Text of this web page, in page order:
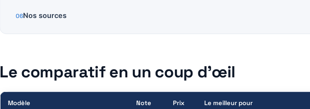
Nos sources
Le comparatif en un coup d’œil
Modèle Note Prix Le meilleur pour